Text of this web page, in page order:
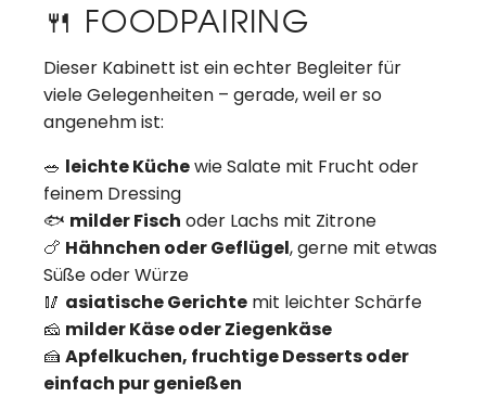
🍴 FOODPAIRING
Dieser Kabinett ist ein echter Begleiter für
viele Gelegenheiten – gerade, weil er so
angenehm ist:
🥗 leichte Küchewie Salate mit Frucht oder
feinem Dressing
🐟 milder Fisch oder Lachs mit Zitrone
🍗 Hähnchen oder Geflügel, gerne mit etwas
Süße oder Würze
🥢 asiatische Gerichte mit leichter Schärfe
🧀 milder Käse oder Ziegenkäse
🍰 Apfelkuchen, fruchtige Desserts oder
einfach pur genießen